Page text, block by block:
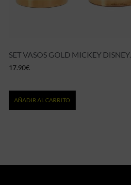
SET VASOS GOLD MICKEY DISNEY.
17.90€
AÑADIR AL CARRITO